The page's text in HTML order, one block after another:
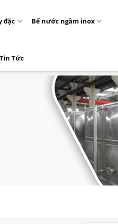
đặc Bể nước ngầm inox
Tin Tức